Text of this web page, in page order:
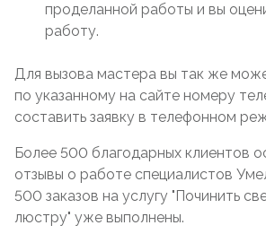
проделанной работы и вы
работу.
Для вызова мастера вы так же
по указанному на сайте номеру
составить заявку в телефонном
Более 500 благодарных клиентов
отзывы о работе специалистов
500 заказов на услугу "Починить
люстру" уже выполнены.